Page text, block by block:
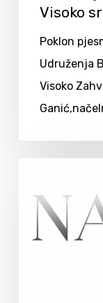
Visoko
Poklon
Udruženja
Visoko